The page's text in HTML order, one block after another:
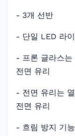
- 3개 선반
- 단일 LED 라
- 프론 글라스는
전면 유리
- 전면 유리는
전면 유리
- 흐림 방지 기